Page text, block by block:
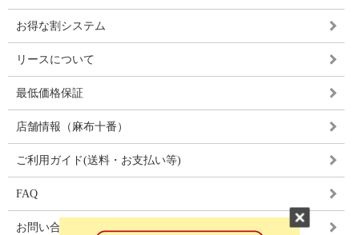
お得な割システム
リースについて
最低価格保証
店舗情報（麻布十番）
ご利用ガイド(送料・お支払い等)
FAQ
お問い合わせ